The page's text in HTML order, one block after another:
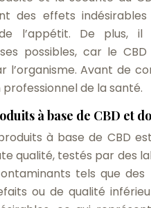
des effets
de l’appétit. De plus,
possibles, car le
l’organisme. Avant de
de la santé.
à base de CBD et
à base de CBD
qualité, testés par des
tels que
ou de qualité